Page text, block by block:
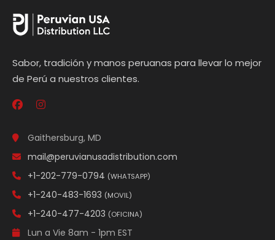
Sabor, tradición y manos peruanas para llevar lo mejor
de Perú a nuestros clientes.
Gaithersburg, MD
mail@peruvianusadistribution.com
+1-202-779-0794 (WHATSAPP)
+1-240-483-1693 (MOVIL)
+1-240-477-4203 (OFICINA)
Lun a Vie 8am - 1pm EST